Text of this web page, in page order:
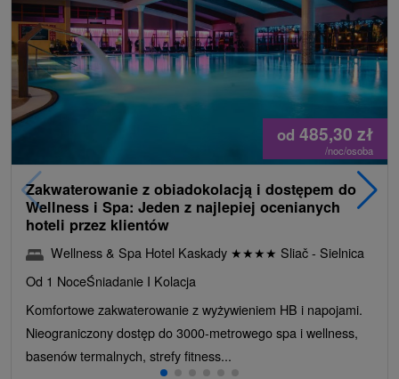
od 485,30 zł
/noc/osoba
Zakwaterowanie z obiadokolacją i dostępem do
Wellness i Spa: Jeden z najlepiej ocenianych
hoteli przez klientów
Wellness & Spa Hotel Kaskady ★★★★ Sliač - Sielnica
Od 1 NoceŚniadanie I Kolacja
Komfortowe zakwaterowanie z wyżywieniem HB i napojami.
Nieograniczony dostęp do 3000-metrowego spa i wellness,
basenów termalnych, strefy fitness...